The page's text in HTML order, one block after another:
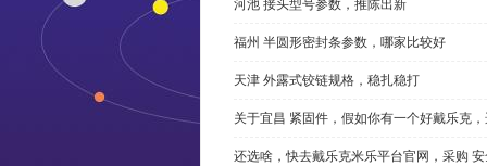
河池 接头型号参数，推陈出新
福州 半圆形密封条参数，哪家比较好
天津 外露式铰链规格，稳扎稳打
关于宜昌 紧固件，假如你有一个好戴乐克
还选啥，快去戴乐克米乐平台官网，采购